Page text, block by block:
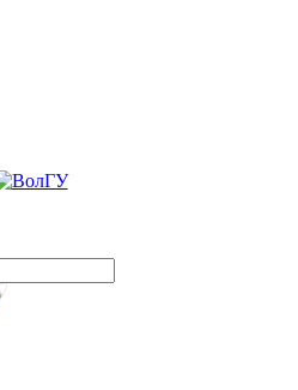
Пожалуйста